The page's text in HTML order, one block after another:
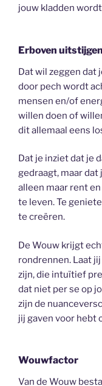
jouw kladden
Erboven uitstijgen
Dat wil zeggen dat
door pech wordt
mensen en/of
willen doen of
dit allemaal eens
Dat je inziet dat je
gedraagt, maar dat
alleen maar rent en
te leven. Te
te creëren.
De Wouw krijgt
rondrennen. Laat
zijn, die intuïtief
dat niet per se op
zijn de
jij gaven voor hebt
Wouwfactor
Van de Wouw